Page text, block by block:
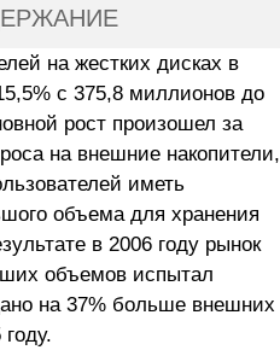
на жестких дисках в
с 375,8 миллионов до
рост произошел за
на внешние накопители,
иметь
объема для хранения
в 2006 году рынок
объемов испытал
на 37% больше внешних